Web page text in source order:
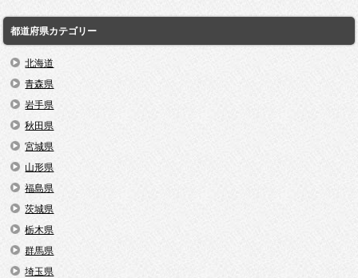
都道府県カテゴリー
北海道
青森県
岩手県
秋田県
宮城県
山形県
福島県
茨城県
栃木県
群馬県
埼玉県